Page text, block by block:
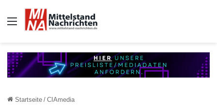
Auswahl
Startseite / CIAmedia